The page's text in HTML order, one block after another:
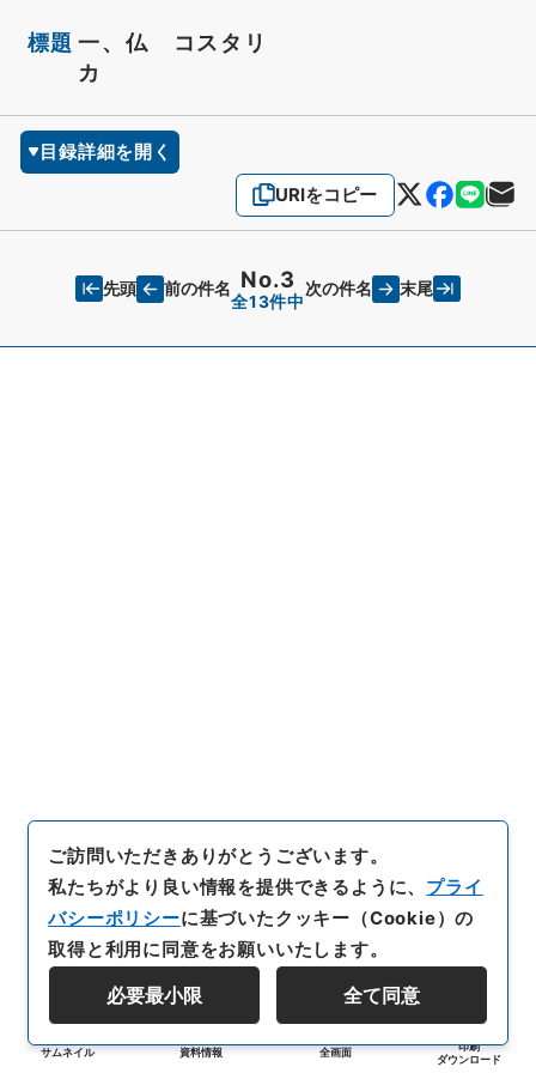
標題 一、仏 コスタリ
カ
目録詳細を開く
URIをコピー
先頭 前の件名 No.3
全13件中
次の件名 末尾
サムネイル 資料情報 全画面
印刷
ダウンロード
ご訪問いただきありがとうございます。
私たちがより良い情報を提供できるように、 プライ
バシーポリシーに基づいたクッキー（Cookie）の
取得と利用に同意をお願いいたします。
必要最小限 全て同意